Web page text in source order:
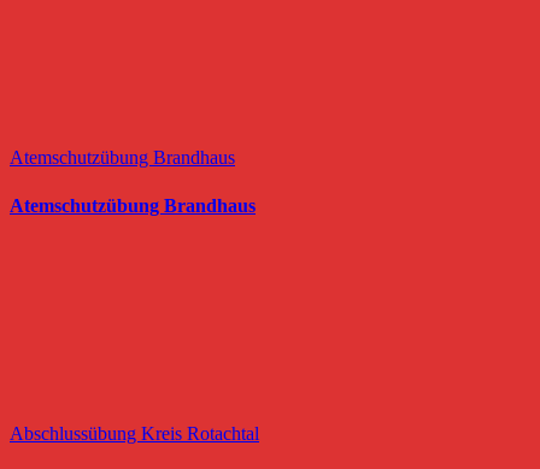
Atemschutzübung Brandhaus
Atemschutzübung Brandhaus
Abschlussübung Kreis Rotachtal